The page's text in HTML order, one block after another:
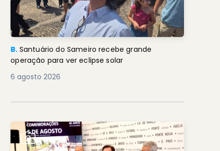
B. Santuário do Sameiro recebe grande
operação para ver eclipse solar
6 agosto 2026